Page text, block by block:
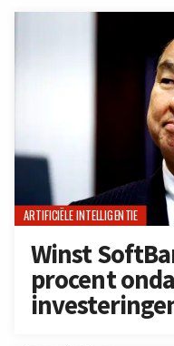
ARTIFICIËLE INTELLIGENTIE
Winst
procent